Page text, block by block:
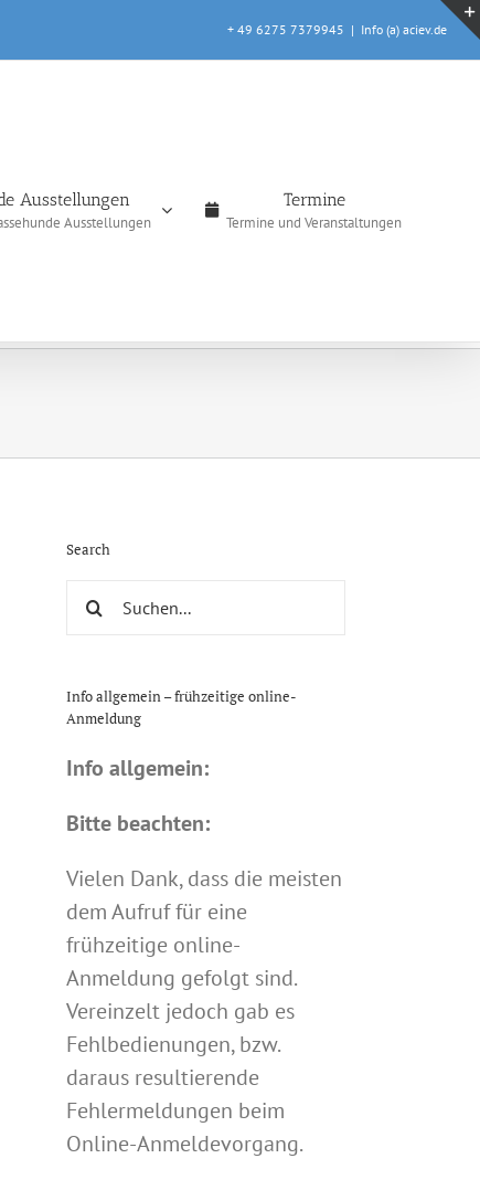
+ 49 6275 7379945 | Info (a) aciev.de
Ausstellungen
Ausstellungen
Termine
Termine und Veranstaltungen
Search
Suche
Info allgemein – frühzeitige online-
Anmeldung
Info allgemein:
Bitte beachten:
Vielen Dank, dass die meisten
dem Aufruf für eine
frühzeitige online-
Anmeldung gefolgt sind.
Vereinzelt jedoch gab es
Fehlbedienungen, bzw.
daraus resultierende
Fehlermeldungen beim
Online-Anmeldevorgang.